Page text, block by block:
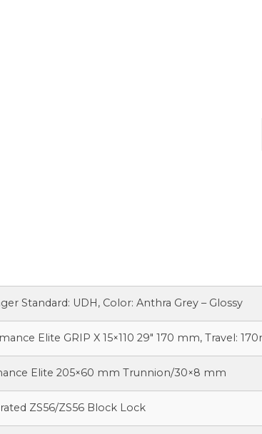
Standard: UDH, Color: Anthra Grey – Glossy
Elite GRIP X 15×110 29″ 170 mm, Travel:
Elite 205×60 mm Trunnion/30×8 mm
ZS56/ZS56 Block Lock